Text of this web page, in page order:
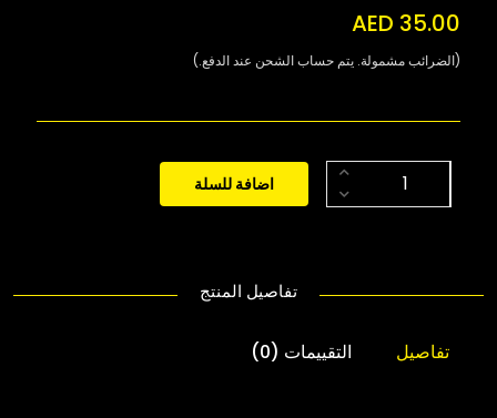
AED 35.00
(الضرائب مشمولة. يتم حساب الشحن عند الدفع.)
اضافة للسلة
تفاصيل المنتج
تفاصيل التقييمات (0)